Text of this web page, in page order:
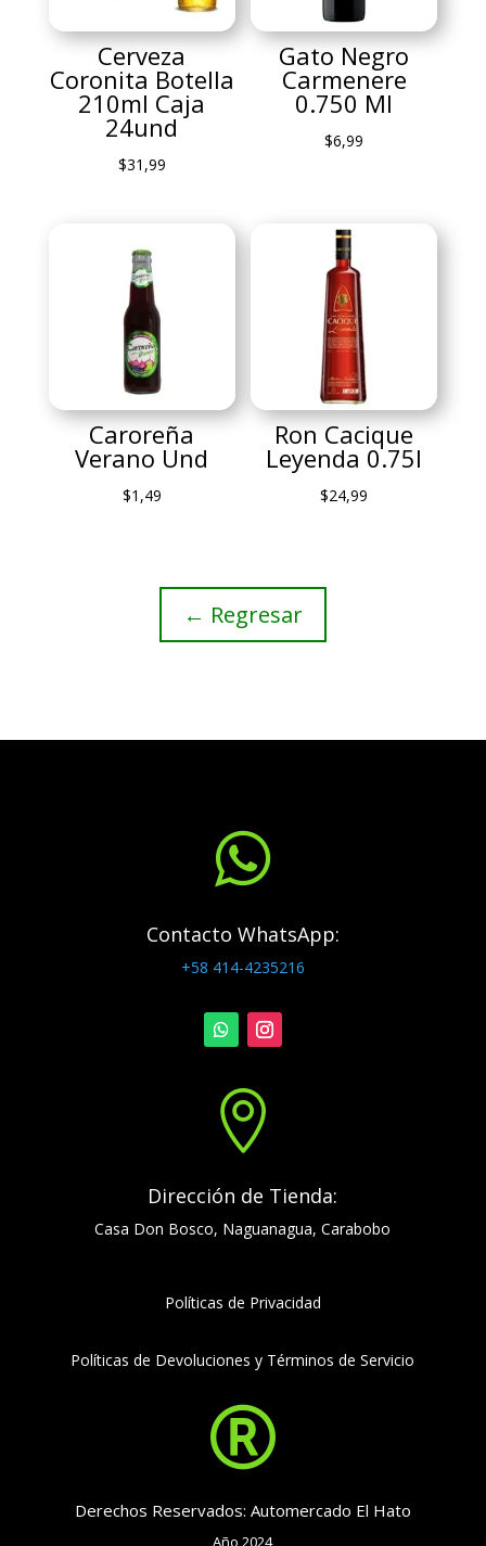
Cerveza
Coronita Botella
210ml Caja
24und
$31,99
Gato Negro
Carmenere
0.750 Ml
$6,99
Caroreña
Verano Und
$1,49
Ron Cacique
Leyenda 0.75l
$24,99
← Regresar

Contacto WhatsApp:
+58 414-4235216

Dirección de Tienda:
Casa Don Bosco, Naguanagua, Carabobo
Políticas de Privacidad
Políticas de Devoluciones y Términos de Servicio

Derechos Reservados: Automercado El Hato
Año 2024